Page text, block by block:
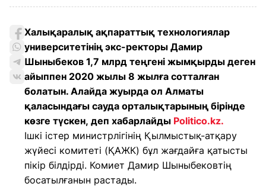
Халықаралық ақпараттық технологиялар
университетінің экс-ректоры Дамир
Шыныбеков 1,7 млрд теңгені жымқырды деген
айыппен 2020 жылы 8 жылға сотталған
болатын. Алайда жуырда ол Алматы
қаласындағы сауда орталықтарының бірінде
көзге түскен, деп хабарлайды Politico.kz.
Ішкі істер министрлігінің Қылмыстық-атқару
жүйесі комитеті (ҚАЖК) бұл жағдайға қатысты
пікір білдірді. Комиет Дамир Шыныбековтің
босатылғанын растады.